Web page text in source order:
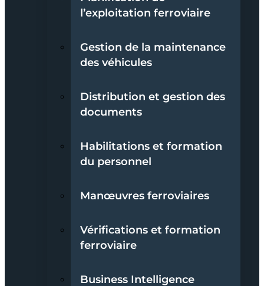
l’exploitation ferroviaire
Gestion de la maintenance
des véhicules
Distribution et gestion des
documents
Habilitations et formation
du personnel
Manœuvres ferroviaires
Vérifications et formation
ferroviaire
Business Intelligence